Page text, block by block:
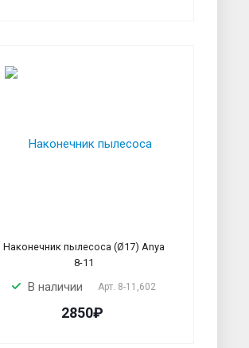
Наконечник пылесоса (Ø17) Anya
8-11
В наличии Арт. 8-11,602
2850₽